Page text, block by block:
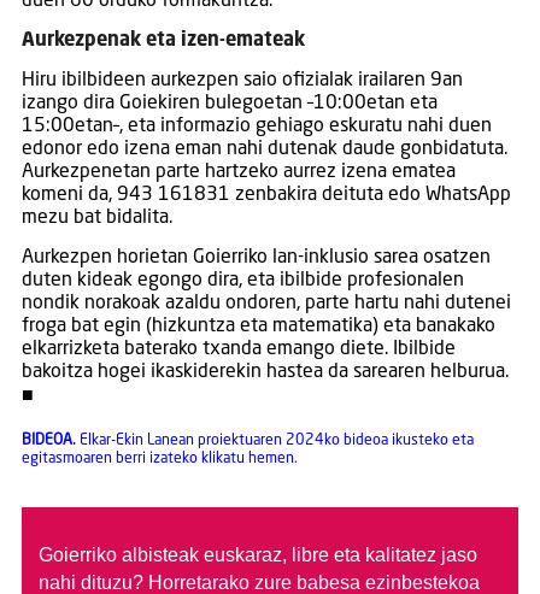
Aurkezpenak eta izen-emateak
Hiru ibilbideen aurkezpen saio ofizialak irailaren 9an
izango dira Goiekiren bulegoetan –10:00etan eta
15:00etan–, eta informazio gehiago eskuratu nahi duen
edonor edo izena eman nahi dutenak daude gonbidatuta.
Aurkezpenetan parte hartzeko aurrez izena ematea
komeni da, 943 161831 zenbakira deituta edo WhatsApp
mezu bat bidalita.
Aurkezpen horietan Goierriko lan-inklusio sarea osatzen
duten kideak egongo dira, eta ibilbide profesionalen
nondik norakoak azaldu ondoren, parte hartu nahi dutenei
froga bat egin (hizkuntza eta matematika) eta banakako
elkarrizketa baterako txanda emango diete. Ibilbide
bakoitza hogei ikaskiderekin hastea da sarearen helburua.
■
BIDEOA.Elkar-Ekin Lanean proiektuaren 2024ko bideoa ikusteko eta
egitasmoaren berri izateko klikatu hemen.
Goierriko albisteak euskaraz, libre eta kalitatez jaso
nahi dituzu? Horretarako zure babesa ezinbestekoa